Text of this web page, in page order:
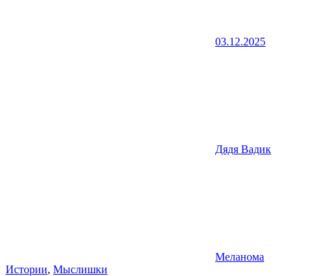
03.12.2025
Дядя Вадик
Меланома
Истории, Мыслишки